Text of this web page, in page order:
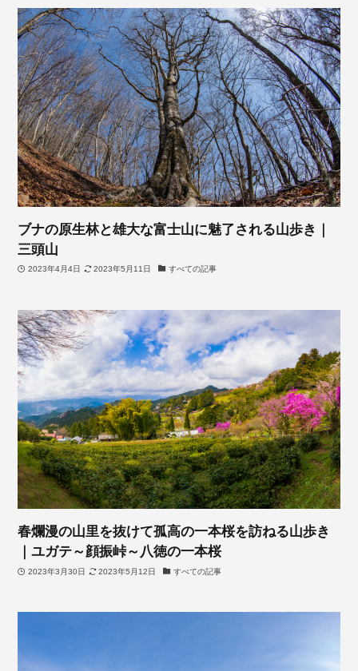
ブナの原生林と雄大な富士山に魅了される山歩き｜
三頭山
2023年4月4日 2023年5月11日 すべての記事
春爛漫の山里を抜けて孤高の一本桜を訪ねる山歩き
｜ユガテ～顔振峠～八徳の一本桜
2023年3月30日 2023年5月12日 すべての記事